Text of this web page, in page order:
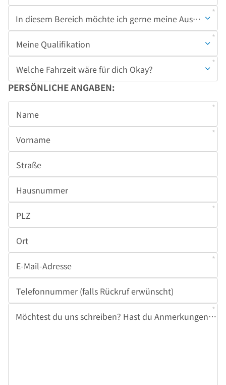
Pflichtfeld
In diesem Bereich möchte ich gerne meine Ausbildung
Pflichtfeld
Meine Qualifikation
Pflichtfeld
Welche Fahrzeit wäre für dich Okay?
PERSÖNLICHE ANGABEN:
Pflichtfeld
Name
Pflichtfeld
Vorname
Straße
Hausnummer
Pflichtfeld
PLZ
Ort
Pflichtfeld
E-Mail-Adresse
Telefonnummer (falls Rückruf erwünscht)
Pflichtfeld
Möchtest du uns schreiben? Hast du Anmerkungen, Wünsche oder Vorstellungen?